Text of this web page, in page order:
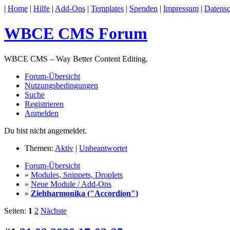
| Home | Hilfe | Add-Ons | Templates | Spenden | Impressum |
WBCE CMS Forum
WBCE CMS – Way Better Content Editing.
Forum-Übersicht
Nutzungsbedingungen
Suche
Registrieren
Anmelden
Du bist nicht angemeldet.
Themen: Aktiv | Unbeantwortet
Forum-Übersicht
» Modules, Snippets, Droplets
» Neue Module / Add-Ons
» Ziehharmonika ("Accordion")
Seiten: 1 2 Nächste